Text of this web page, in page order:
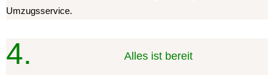
Umzugsservice.
4. Alles ist bereit